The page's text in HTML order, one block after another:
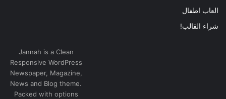
العاب اطفال
شراء القالب!
Jannah is a Clean
Responsive WordPress
Newspaper, Magazine,
News and Blog theme.
Packed with options